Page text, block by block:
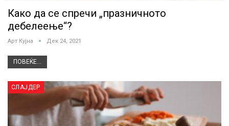
Како да се спречи „празничното
дебелеење“?
Арт Кујна Дек 24, 2021
ПОВЕЌЕ...
СЛАЈДЕР